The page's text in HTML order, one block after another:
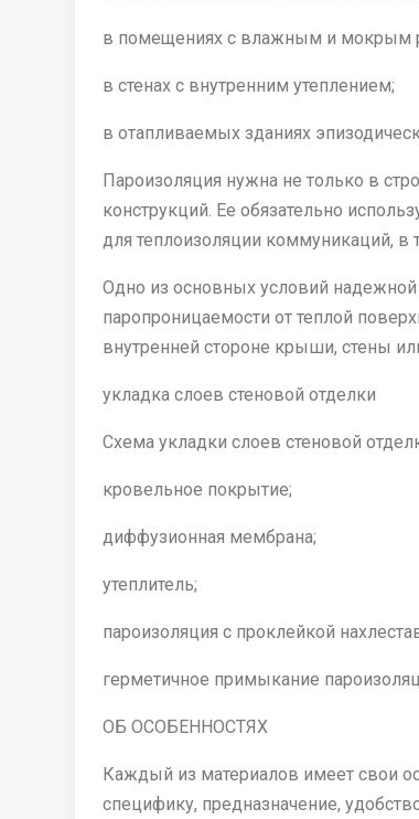
в помещениях с влажным и мокрым
в стенах с внутренним утеплением;
в отапливаемых зданиях
Пароизоляция нужна не только в
конструкций. Ее обязательно
для теплоизоляции коммуникаций, в
Одно из основных условий
паропроницаемости от теплой
внутренней стороне крыши, стены
укладка слоев стеновой отделки
Схема укладки слоев стеновой
кровельное покрытие;
диффузионная мембрана;
утеплитель;
пароизоляция с проклейкой
герметичное примыкание
ОБ ОСОБЕННОСТЯХ
Каждый из материалов имеет свои
специфику, предназначение,